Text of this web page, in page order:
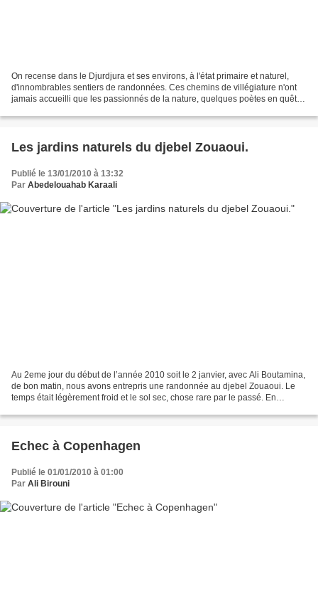
On recense dans le Djurdjura et ses environs, à l'état primaire et naturel,
d'innombrables sentiers de randonnées. Ces chemins de villégiature n'ont
jamais accueilli que les passionnés de la nature, quelques poètes en quête
Les jardins naturels du djebel Zouaoui.
Publié le 13/01/2010 à 13:32
Par Abedelouahab Karaali
Au 2eme jour du début de l’année 2010 soit le 2 janvier, avec Ali Boutamina,
de bon matin, nous avons entrepris une randonnée au djebel Zouaoui. Le
temps était légèrement froid et le sol sec, chose rare par le passé. En
Echec à Copenhagen
Publié le 01/01/2010 à 01:00
Par Ali Birouni